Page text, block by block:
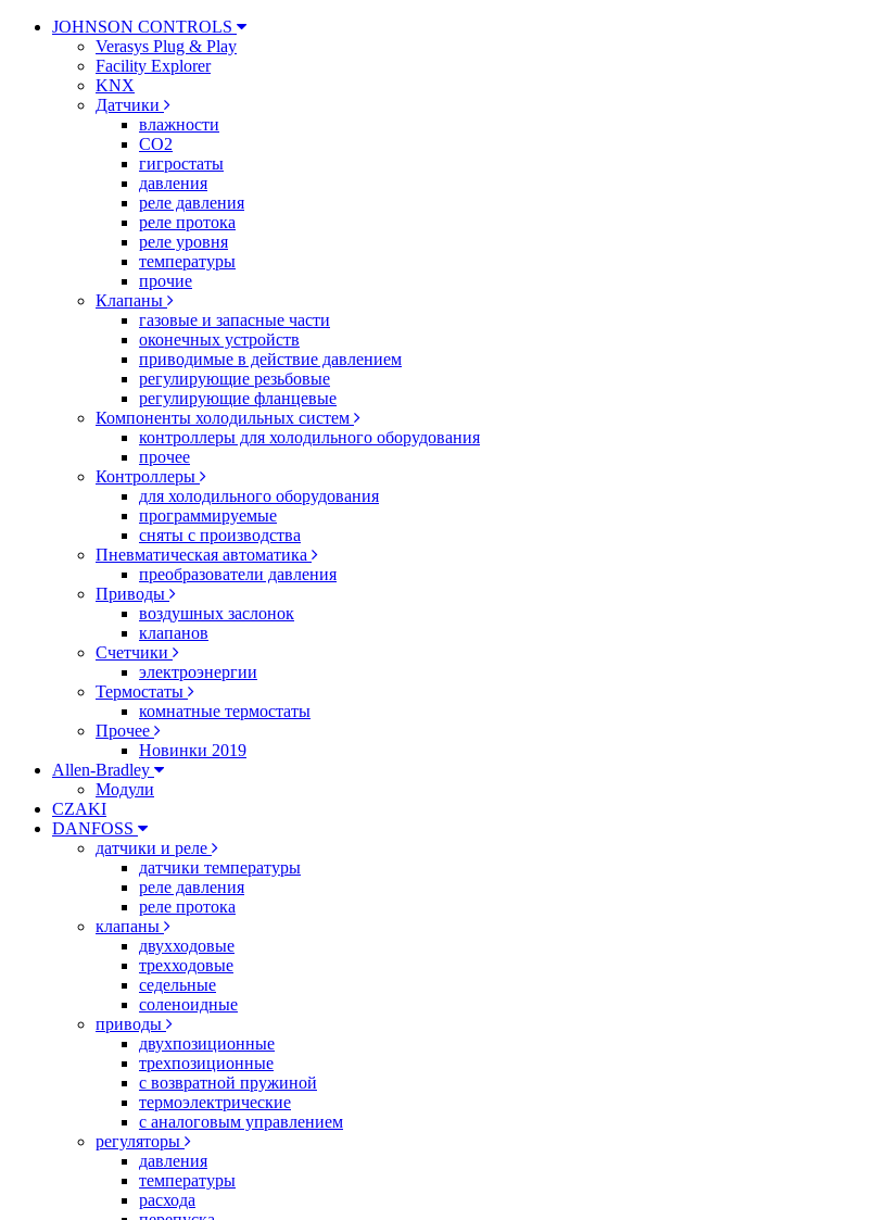
JOHNSON CONTROLS
Verasys Plug & Play
Facility Explorer
KNX
Датчики
влажности
CO2
гигростаты
давления
реле давления
реле протока
реле уровня
температуры
прочие
Клапаны
газовые и запасные части
оконечных устройств
приводимые в действие давлением
регулирующие резьбовые
регулирующие фланцевые
Компоненты холодильных систем
контроллеры для холодильного оборудования
прочее
Контроллеры
для холодильного оборудования
программируемые
сняты с производства
Пневматическая автоматика
преобразователи давления
Приводы
воздушных заслонок
клапанов
Счетчики
электроэнергии
Термостаты
комнатные термостаты
Прочее
Новинки 2019
Allen-Bradley
Модули
CZAKI
DANFOSS
датчики и реле
датчики температуры
реле давления
реле протока
клапаны
двухходовые
трехходовые
седельные
соленоидные
приводы
двухпозиционные
трехпозиционные
с возвратной пружиной
термоэлектрические
с аналоговым управлением
регуляторы
давления
температуры
расхода